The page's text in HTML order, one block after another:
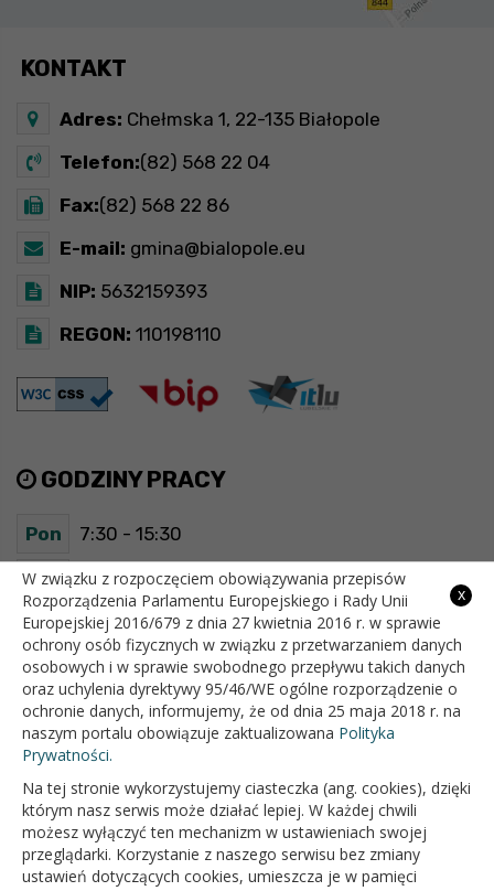
KONTAKT
Adres: Chełmska 1, 22-135 Białopole
Telefon:(82) 568 22 04
Fax:(82) 568 22 86
E-mail: gmina@bialopole.eu
NIP: 5632159393
REGON: 110198110
GODZINY PRACY
Pon 7:30 - 15:30
Wt 7:30 - 15:30
Śr 7:30 - 15:30
Czw 7:30 - 15:30
Pt 7:30 - 15:30
OFICJALNY SERWIS INTERNETOWY GMINY BIAŁOPOLE
x
W związku z rozpoczęciem obowiązywania przepisów
Rozporządzenia Parlamentu Europejskiego i Rady Unii
Europejskiej 2016/679 z dnia 27 kwietnia 2016 r. w sprawie
ochrony osób fizycznych w związku z przetwarzaniem danych
osobowych i w sprawie swobodnego przepływu takich danych
oraz uchylenia dyrektywy 95/46/WE ogólne rozporządzenie o
ochronie danych, informujemy, że od dnia 25 maja 2018 r. na
naszym portalu obowiązuje zaktualizowana Polityka
Prywatności.
Na tej stronie wykorzystujemy ciasteczka (ang. cookies), dzięki
którym nasz serwis może działać lepiej. W każdej chwili
możesz wyłączyć ten mechanizm w ustawieniach swojej
przeglądarki. Korzystanie z naszego serwisu bez zmiany
ustawień dotyczących cookies, umieszcza je w pamięci